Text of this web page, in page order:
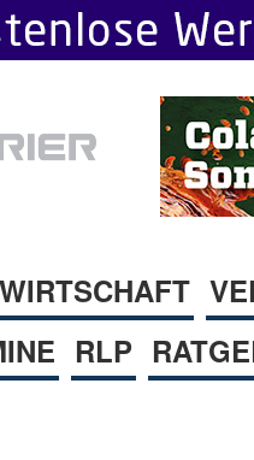
WIRTSCHAFT
RLP